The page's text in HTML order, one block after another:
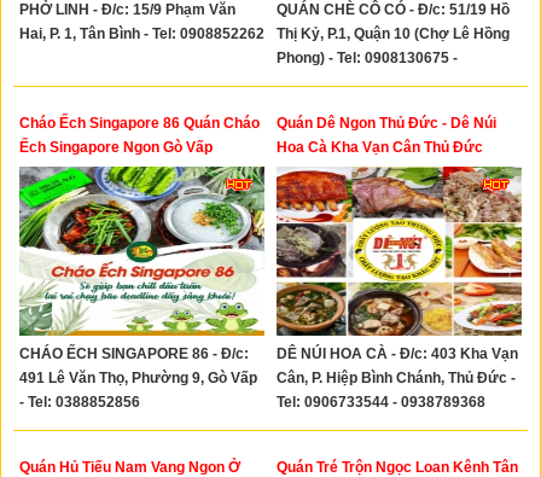
PHỞ LINH - Đ/c: 15/9 Phạm Văn
Hai, P. 1, Tân Bình - Tel: 0908852262
QUÁN CHÈ CÔ CÓ - Đ/c: 51/19 Hồ
Thị Kỷ, P.1, Quận 10 (Chợ Lê Hồng
Phong) - Tel: 0908130675 -
0934700237
Cháo Ếch Singapore 86 Quán Cháo
Ếch Singapore Ngon Gò Vấp
CHÁO ẾCH SINGAPORE 86 - Đ/c:
491 Lê Văn Thọ, Phường 9, Gò Vấp
- Tel: 0388852856
Quán Dê Ngon Thủ Đức - Dê Núi
Hoa Cà Kha Vạn Cân Thủ Đức
DÊ NÚI HOA CÀ - Đ/c: 403 Kha Vạn
Cân, P. Hiệp Bình Chánh, Thủ Đức -
Tel: 0906733544 - 0938789368
Quán Hủ Tiếu Nam Vang Ngon Ở
Quán Tré Trộn Ngọc Loan Kênh Tân